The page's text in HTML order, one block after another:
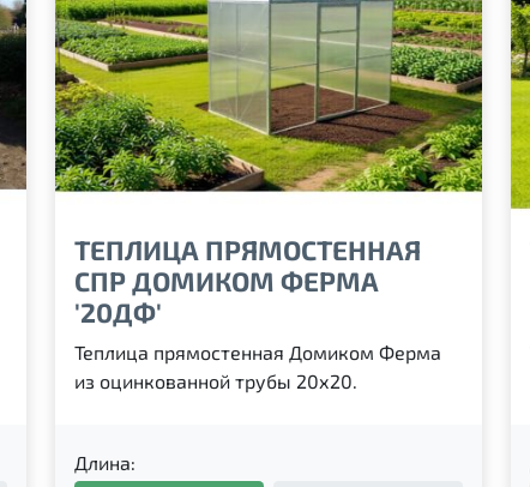
ТЕПЛИЦА ПРЯМОСТЕННАЯ
СПР ДОМИКОМ ФЕРМА
'20ДФ'
Теплица прямостенная Домиком Ферма
из оцинкованной трубы 20х20.
Длина: